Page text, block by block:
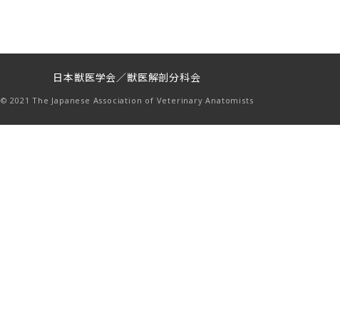
日本獣医学会／獣医解剖分科会
© 2021 The Japanese Association of Veterinary Anatomists